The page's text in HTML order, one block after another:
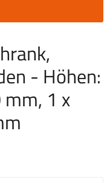
- Höhen:
1 x